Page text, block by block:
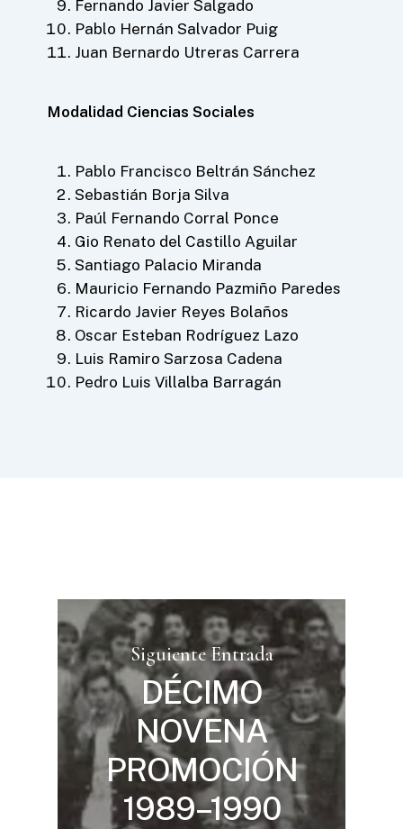
Fernando Javier Salgado
Pablo Hernán Salvador Puig
Juan Bernardo Utreras Carrera
Modalidad Ciencias Sociales
Pablo Francisco Beltrán Sánchez
Sebastián Borja Silva
Paúl Fernando Corral Ponce
Gio Renato del Castillo Aguilar
Santiago Palacio Miranda
Mauricio Fernando Pazmiño Paredes
Ricardo Javier Reyes Bolaños
Oscar Esteban Rodríguez Lazo
Luis Ramiro Sarzosa Cadena
Pedro Luis Villalba Barragán
Siguiente Entrada
DÉCIMO
NOVENA
PROMOCIÓN
1989–1990